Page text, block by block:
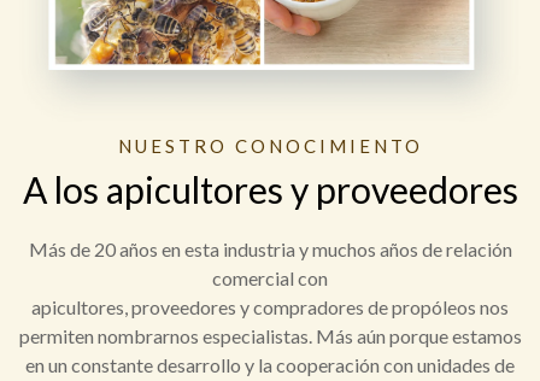
NUESTRO CONOCIMIENTO
A los apicultores y proveedores
Más de 20 años en esta industria y muchos años de relación
comercial con
apicultores, proveedores y compradores de propóleos nos
permiten nombrarnos especialistas. Más aún porque estamos
en un constante desarrollo y la cooperación con unidades de